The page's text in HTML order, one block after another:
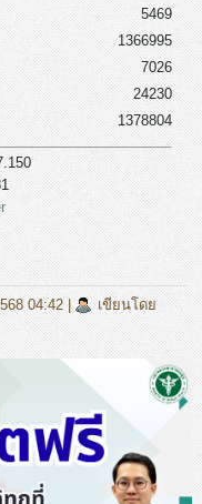
5469
1366995
7026
24230
1378804
04:42 |
เขียนโดย